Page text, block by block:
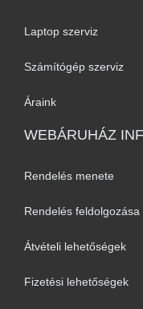
Laptop szerviz
Számítógép szerviz
Áraink
WEBÁRUHÁZ
Rendelés menete
Rendelés feldolgozása
Átvételi lehetőségek
Fizetési lehetőségek